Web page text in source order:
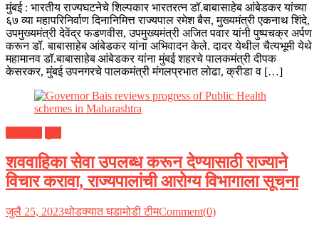
मुंबई : भारतीय राज्यघटनेचे शिल्पकार भारतरत्न डॉ.बाबासाहेब आंबेडकर यांच्या
६७ व्या महापरिनिर्वाण दिनानिमित्त राज्यपाल रमेश बैस, मुख्यमंत्री एकनाथ शिंदे,
उपमुख्यमंत्री देवेंद्र फडणवीस, उपमुख्यमंत्री अजित पवार यांनी पुष्पचक्र अर्पण
करून डॉ. बाबासाहेब आंबेडकर यांना अभिवादन केले. दादर येथील चैत्यभूमी येथे
महामानव डॉ.बाबासाहेब आंबेडकर यांना मुंबई शहरचे पालकमंत्री दीपक
केसरकर, मुंबई उपनगरचे पालकमंत्री मंगलप्रभात लोढा, क्रीडा व […]
शववाहिका सेवा उपलब्ध करून देण्यासाठी राज्याने
विचार करावा, राज्यपालांची आरोग्य विभागाला सूचना
जुलै 25, 2023थोडक्यात घडामोडी टीमComment(0)